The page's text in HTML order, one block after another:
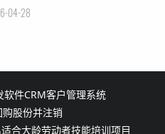
04-28
软件CRM客户管理系统
股份并注销
合大龄劳动者技能培训项目